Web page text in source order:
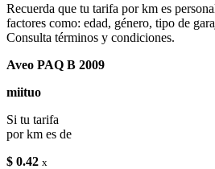
Recuerda que tu tarifa por km es
factores como: edad, género, tipo de
Consulta términos y condiciones.
Aveo PAQ B 2009
miituo
Si tu tarifa
por km es de
$ 0.42 x